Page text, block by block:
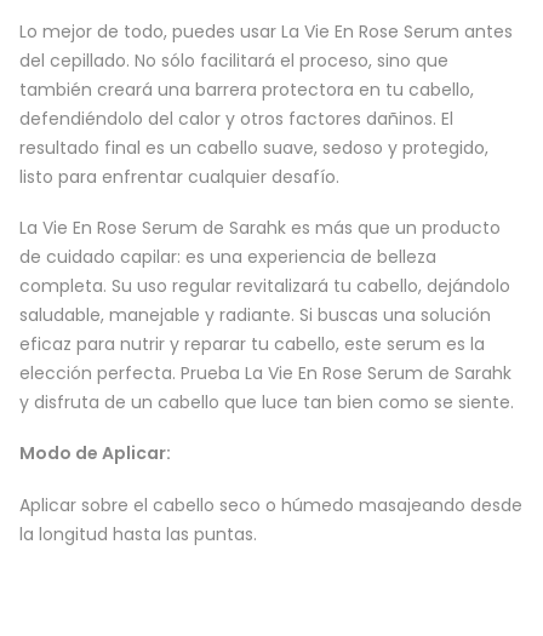
Lo mejor de todo, puedes usar La Vie En Rose Serum antes
del cepillado. No sólo facilitará el proceso, sino que
también creará una barrera protectora en tu cabello,
defendiéndolo del calor y otros factores dañinos. El
resultado final es un cabello suave, sedoso y protegido,
listo para enfrentar cualquier desafío.
La Vie En Rose Serum de Sarahk es más que un producto
de cuidado capilar: es una experiencia de belleza
completa. Su uso regular revitalizará tu cabello, dejándolo
saludable, manejable y radiante. Si buscas una solución
eficaz para nutrir y reparar tu cabello, este serum es la
elección perfecta. Prueba La Vie En Rose Serum de Sarahk
y disfruta de un cabello que luce tan bien como se siente.
Modo de Aplicar:
Aplicar sobre el cabello seco o húmedo masajeando desde
la longitud hasta las puntas.